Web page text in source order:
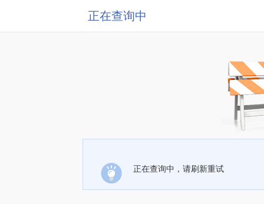
正在查询中
正在查询中，请刷新重试